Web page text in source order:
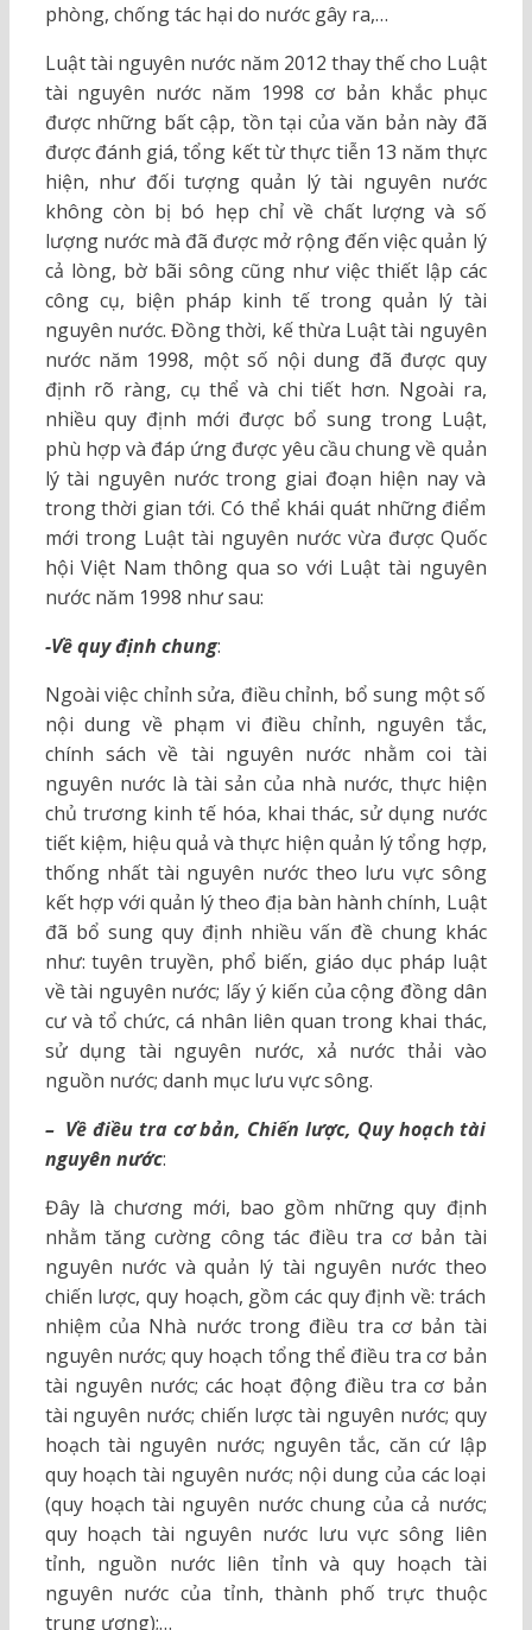
phòng, chống tác hại do nước gây ra,…
Luật tài nguyên nước năm 2012 thay thế cho Luật
tài nguyên nước năm 1998 cơ bản khắc phục
được những bất cập, tồn tại của văn bản này đã
được đánh giá, tổng kết từ thực tiễn 13 năm thực
hiện, như đối tượng quản lý tài nguyên nước
không còn bị bó hẹp chỉ về chất lượng và số
lượng nước mà đã được mở rộng đến việc quản lý
cả lòng, bờ bãi sông cũng như việc thiết lập các
công cụ, biện pháp kinh tế trong quản lý tài
nguyên nước. Đồng thời, kế thừa Luật tài nguyên
nước năm 1998, một số nội dung đã được quy
định rõ ràng, cụ thể và chi tiết hơn. Ngoài ra,
nhiều quy định mới được bổ sung trong Luật,
phù hợp và đáp ứng được yêu cầu chung về quản
lý tài nguyên nước trong giai đoạn hiện nay và
trong thời gian tới. Có thể khái quát những điểm
mới trong Luật tài nguyên nước vừa được Quốc
hội Việt Nam thông qua so với Luật tài nguyên
nước năm 1998 như sau:
-Về quy định chung:
Ngoài việc chỉnh sửa, điều chỉnh, bổ sung một số
nội dung về phạm vi điều chỉnh, nguyên tắc,
chính sách về tài nguyên nước nhằm coi tài
nguyên nước là tài sản của nhà nước, thực hiện
chủ trương kinh tế hóa, khai thác, sử dụng nước
tiết kiệm, hiệu quả và thực hiện quản lý tổng hợp,
thống nhất tài nguyên nước theo lưu vực sông
kết hợp với quản lý theo địa bàn hành chính, Luật
đã bổ sung quy định nhiều vấn đề chung khác
như: tuyên truyền, phổ biến, giáo dục pháp luật
về tài nguyên nước; lấy ý kiến của cộng đồng dân
cư và tổ chức, cá nhân liên quan trong khai thác,
sử dụng tài nguyên nước, xả nước thải vào
nguồn nước; danh mục lưu vực sông.
– Về điều tra cơ bản, Chiến lược, Quy hoạch tài
nguyên nước:
Đây là chương mới, bao gồm những quy định
nhằm tăng cường công tác điều tra cơ bản tài
nguyên nước và quản lý tài nguyên nước theo
chiến lược, quy hoạch, gồm các quy định về: trách
nhiệm của Nhà nước trong điều tra cơ bản tài
nguyên nước; quy hoạch tổng thể điều tra cơ bản
tài nguyên nước; các hoạt động điều tra cơ bản
tài nguyên nước; chiến lược tài nguyên nước; quy
hoạch tài nguyên nước; nguyên tắc, căn cứ lập
quy hoạch tài nguyên nước; nội dung của các loại
(quy hoạch tài nguyên nước chung của cả nước;
quy hoạch tài nguyên nước lưu vực sông liên
tỉnh, nguồn nước liên tỉnh và quy hoạch tài
nguyên nước của tỉnh, thành phố trực thuộc
trung ương);…